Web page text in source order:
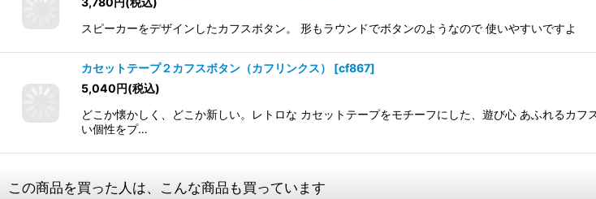
スピーカーをデザインしたカフスボタン。 形もラウンドでボタンのようなので 使いやすいですよ
カセットテープ２カフスボタン（カフリンクス） [cf867]
5,040円(税込)
どこか懐かしく、どこか新しい。レトロな カセットテープをモチーフにした、遊び心 あふれるカ
い個性をプ…
この商品を買った人は、こんな商品も買っています